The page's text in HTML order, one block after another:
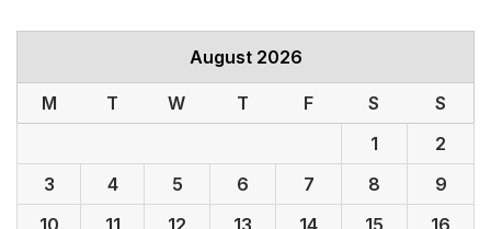
August 2026
M T W T F S
S
1
2
3
4 5 6 7 8
9